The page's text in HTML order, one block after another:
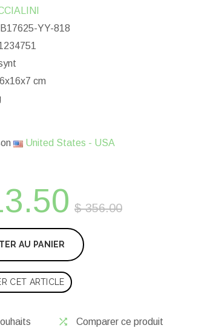
B17625-YY-818
cm
United States - USA
$ 356.00
AU PANIER
CET ARTICLE
Comparer ce produit